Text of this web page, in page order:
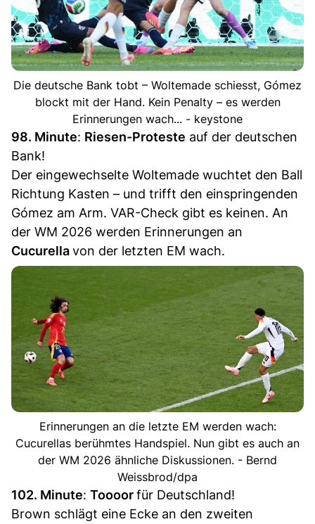
Die deutsche Bank tobt – Woltemade schiesst, Gómez
blockt mit der Hand. Kein Penalty – es werden
Erinnerungen wach... - keystone
98. Minute: Riesen-Proteste auf der deutschen
Bank!
Der eingewechselte Woltemade wuchtet den Ball
Richtung Kasten – und trifft den einspringenden
Gómez am Arm. VAR-Check gibt es keinen. An
der WM 2026 werden Erinnerungen an
Cucurellavon der letzten EM wach.
Erinnerungen an die letzte EM werden wach:
Cucurellas berühmtes Handspiel. Nun gibt es auch an
der WM 2026 ähnliche Diskussionen. - Bernd
Weissbrod/dpa
102. Minute: Toooorfür Deutschland!
Brown schlägt eine Ecke an den zweiten